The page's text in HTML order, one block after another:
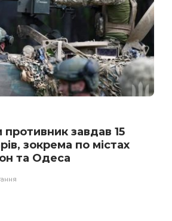
завдав 15
зокрема по містах
та Одеса